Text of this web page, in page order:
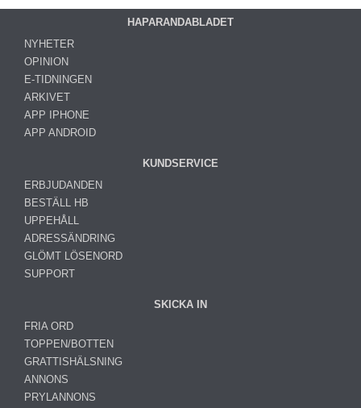
HAPARANDABLADET
NYHETER
OPINION
E-TIDNINGEN
ARKIVET
APP IPHONE
APP ANDROID
KUNDSERVICE
ERBJUDANDEN
BESTÄLL HB
UPPEHÅLL
ADRESSÄNDRING
GLÖMT LÖSENORD
SUPPORT
SKICKA IN
FRIA ORD
TOPPEN/BOTTEN
GRATTISHÄLSNING
ANNONS
PRYLANNONS